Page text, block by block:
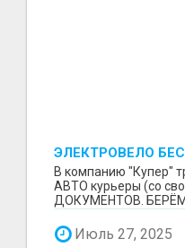
ЭЛЕКТРОВЕЛО
ВЕЛО, АВТО
ДОКУМЕНТОВ /
В компанию "Купер"
АВТО курьеры (со
ДОКУМЕНТОВ. БЕРЁМ
Июль 27, 2025